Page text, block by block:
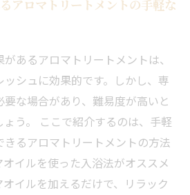
アロマトリートメントの手軽な
あるアロマトリートメントは、
シュに効果的です。しかし、専
な場合があり、難易度が高いと
う。 ここで紹介するのは、手軽
きるアロマトリートメントの方法
イルを使った入浴法がオススメ
イルを加えるだけで、リラック